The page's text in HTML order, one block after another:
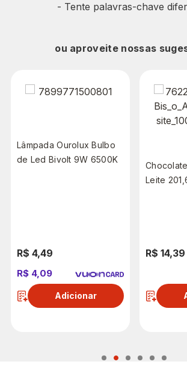
- Tente palavras-chave
ou aproveite nossas
Lâmpada Ourolux Bulbo
de Led Bivolt 9W 6500K
R$ 4,49
R$ 4,09
Adicionar
Leite
R$ 14,39